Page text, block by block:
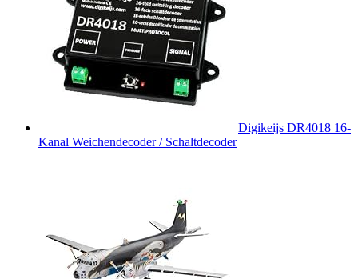
Digikeijs DR4018 16-
Kanal Weichendecoder / Schaltdecoder